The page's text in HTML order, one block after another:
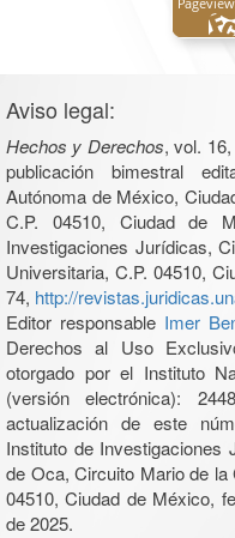
Aviso legal:
Hechos y Derechos, vol.
publicación bimestral
Autónoma de México,
C.P. 04510, Ciudad de
Investigaciones Jurídicas,
Universitaria, C.P. 04510,
74, http://
Editor responsable Imer
Derechos al Uso
otorgado por el Instituto
(versión electrónica):
actualización de este
Instituto de Investigaciones
de Oca, Circuito Mario de
04510, Ciudad de México,
de 2025.